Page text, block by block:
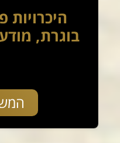
היכרויות
בוגרת,